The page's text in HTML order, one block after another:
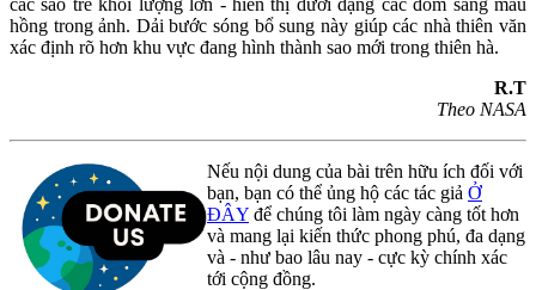
hồng trong ảnh. Dải bước sóng bổ sung này giúp các nhà thiên văn
xác định rõ hơn khu vực đang hình thành sao mới trong thiên hà.
R.T
Theo NASA
Nếu nội dung của bài trên hữu ích đối với
bạn, bạn có thể ủng hộ các tác giả Ở
ĐÂY để chúng tôi làm ngày càng tốt hơn
và mang lại kiến thức phong phú, đa dạng
và - như bao lâu nay - cực kỳ chính xác
tới cộng đồng.